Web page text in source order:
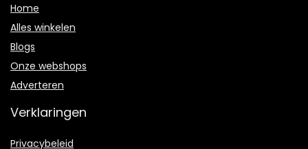
Home
Alles winkelen
Blogs
Onze webshops
Adverteren
Verklaringen
Privacybeleid